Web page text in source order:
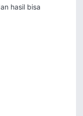
hasil bisa